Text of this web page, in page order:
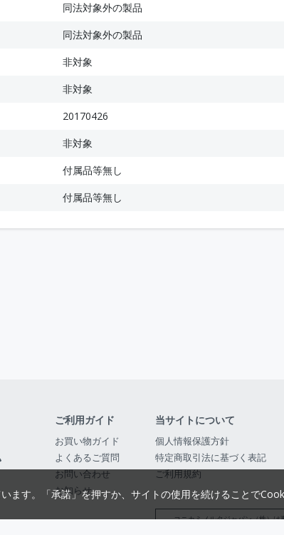
同法対象外の製品
同法対象外の製品
非対象
非対象
20170426
非対象
付属品等無し
付属品等無し
ご利用ガイド
お買い物ガイド
よくあるご質問
お問い合わせ
お知らせ
当サイトについて
個人情報保護方針
特定商取引法に基づく表記
ご利用規約
コニカミノルタジャパン（株）
ます。「承諾」を押すか、サイトの使用を続けることで